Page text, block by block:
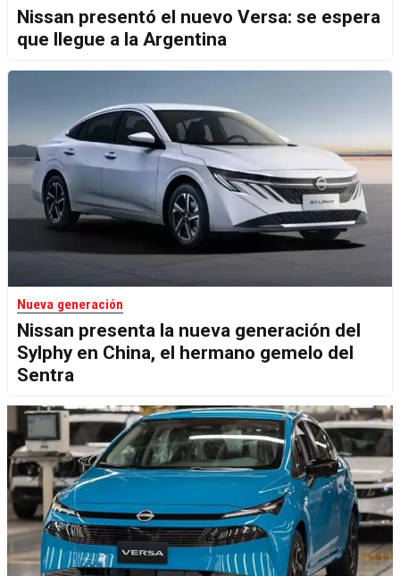
Nissan presentó el nuevo Versa: se espera
que llegue a la Argentina
Nueva generación
Nissan presenta la nueva generación del
Sylphy en China, el hermano gemelo del
Sentra